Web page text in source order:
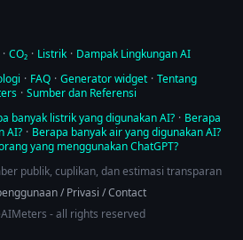
· CO₂ · Listrik · Dampak Lingkungan AI
· FAQ · Generator widget · Tentang
· Sumber dan Referensi
banyak listrik yang digunakan AI? · Berapa
AI? · Berapa banyak air yang digunakan AI?
yang menggunakan ChatGPT?
publik, cuplikan, dan estimasi transparan
/Privasi /Contact
- all rights reserved